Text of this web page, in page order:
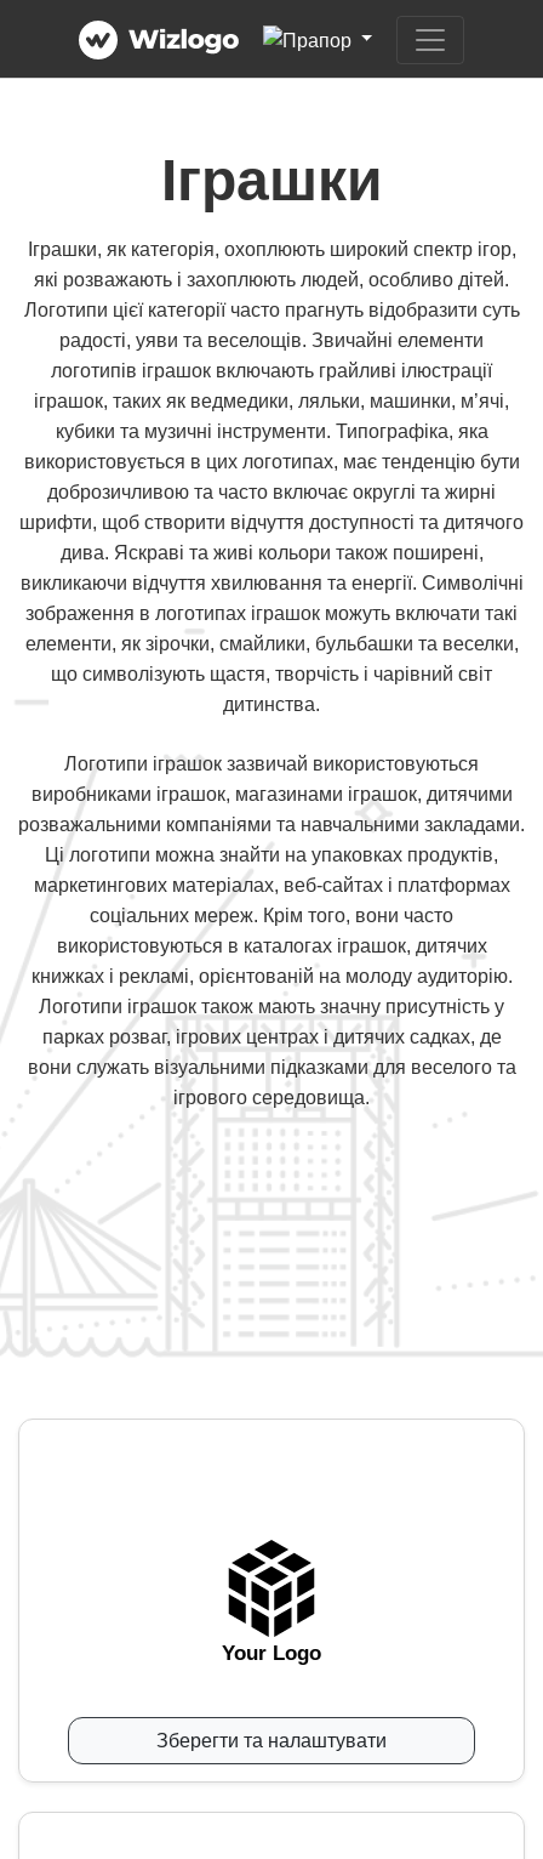
Іграшки
Іграшки, як категорія, охоплюють широкий спектр ігор,
які розважають і захоплюють людей, особливо дітей.
Логотипи цієї категорії часто прагнуть відобразити суть
радості, уяви та веселощів. Звичайні елементи
логотипів іграшок включають грайливі ілюстрації
іграшок, таких як ведмедики, ляльки, машинки, м’ячі,
кубики та музичні інструменти. Типографіка, яка
використовується в цих логотипах, має тенденцію бути
доброзичливою та часто включає округлі та жирні
шрифти, щоб створити відчуття доступності та дитячого
дива. Яскраві та живі кольори також поширені,
викликаючи відчуття хвилювання та енергії. Символічні
зображення в логотипах іграшок можуть включати такі
елементи, як зірочки, смайлики, бульбашки та веселки,
що символізують щастя, творчість і чарівний світ
дитинства.
Логотипи іграшок зазвичай використовуються
виробниками іграшок, магазинами іграшок, дитячими
розважальними компаніями та навчальними закладами.
Ці логотипи можна знайти на упаковках продуктів,
маркетингових матеріалах, веб-сайтах і платформах
соціальних мереж. Крім того, вони часто
використовуються в каталогах іграшок, дитячих
книжках і рекламі, орієнтованій на молоду аудиторію.
Логотипи іграшок також мають значну присутність у
парках розваг, ігрових центрах і дитячих садках, де
вони служать візуальними підказками для веселого та
ігрового середовища.
Your Logo
Зберегти та налаштувати